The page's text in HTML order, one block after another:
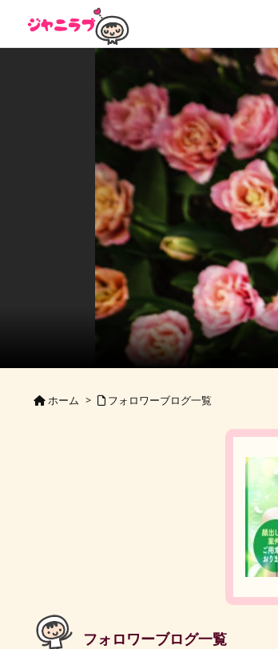
ホーム > フォロワーブログ一覧
フォロワーブログ一覧